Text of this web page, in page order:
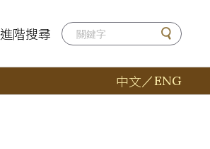
進階搜尋
中文／ENG